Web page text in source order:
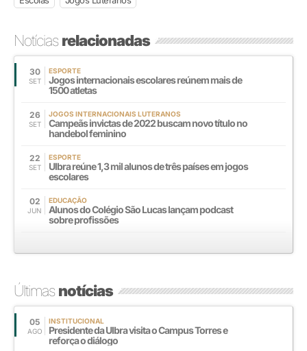
Notíciasrelacionadas
30
SET
ESPORTE
Jogos internacionais escolares reúnem mais de
1500 atletas
26
SET
JOGOS INTERNACIONAIS LUTERANOS
Campeãs invictas de 2022 buscam novo título no
handebol feminino
22
SET
ESPORTE
Ulbra reúne 1,3 mil alunos de três países em jogos
escolares
02
JUN
EDUCAÇÃO
Alunos do Colégio São Lucas lançam podcast
sobre profissões
Últimasnotícias
05
AGO
INSTITUCIONAL
Presidente da Ulbra visita o Campus Torres e
reforça o diálogo